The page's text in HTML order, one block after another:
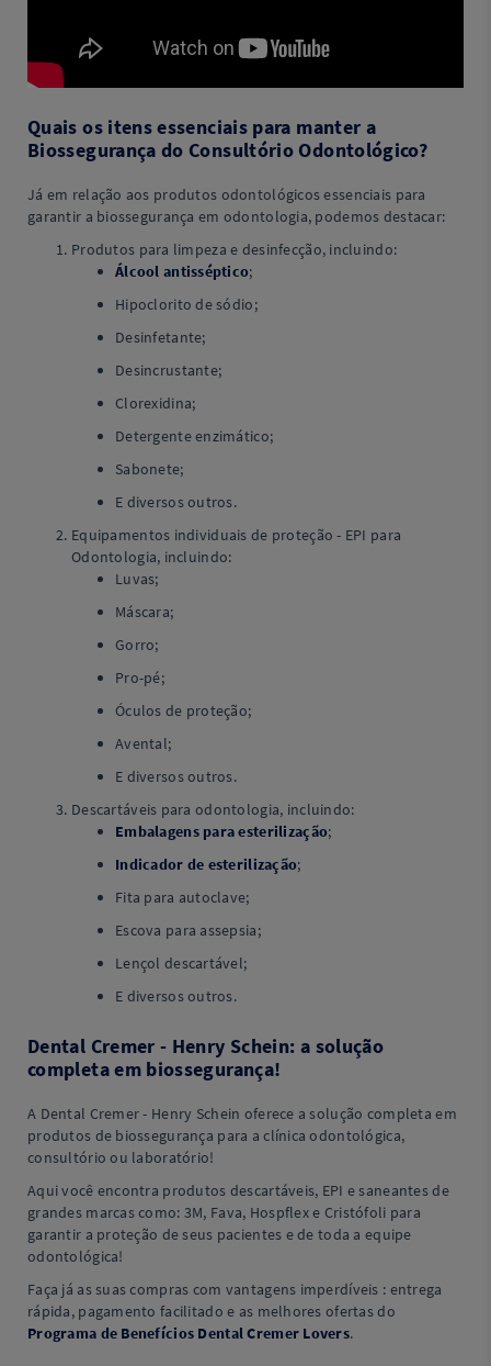
Quais os itens essenciais para manter a
Biossegurança do Consultório Odontológico?
Já em relação aos produtos odontológicos essenciais para
garantir a biossegurança em odontologia, podemos destacar:
Produtos para limpeza e desinfecção, incluindo:
Álcool antisséptico;
Hipoclorito de sódio;
Desinfetante;
Desincrustante;
Clorexidina;
Detergente enzimático;
Sabonete;
E diversos outros.
Equipamentos individuais de proteção - EPI para
Odontologia, incluindo:
Luvas;
Máscara;
Gorro;
Pro-pé;
Óculos de proteção;
Avental;
E diversos outros.
Descartáveis para odontologia, incluindo:
Embalagens para esterilização;
Indicador de esterilização;
Fita para autoclave;
Escova para assepsia;
Lençol descartável;
E diversos outros.
Dental Cremer - Henry Schein: a solução
completa em biossegurança!
A Dental Cremer - Henry Schein oferece a solução completa em
produtos de biossegurança para a clínica odontológica,
consultório ou laboratório!
Aqui você encontra produtos descartáveis, EPI e saneantes de
grandes marcas como: 3M, Fava, Hospflex e Cristófoli para
garantir a proteção de seus pacientes e de toda a equipe
odontológica!
Faça já as suas compras com vantagens imperdíveis : entrega
rápida, pagamento facilitado e as melhores ofertas do
Programa de Benefícios Dental Cremer Lovers.